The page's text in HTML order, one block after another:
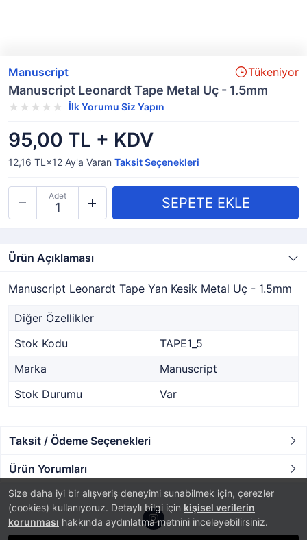
Size daha iyi bir alışveriş deneyimi sunabilmek için, çerezler
(cookies) kullanıyoruz. Detaylı bilgi için kişisel verilerin
korunması hakkında aydınlatma metnini inceleyebilirsiniz.
Manuscript Tükeniyor
Manuscript Leonardt Tape Metal Uç - 1.5mm
İlk Yorumu Siz Yapın
95,00 TL + KDV
12,16 TL×12 Ay'a Varan Taksit Seçenekleri
Adet
Ürün Açıklaması
Manuscript Leonardt Tape Yan Kesik Metal Uç - 1.5mm
Diğer Özellikler
Stok Kodu
TAPE1_5
Marka
Manuscript
Stok Durumu
Var
Taksit / Ödeme Seçenekleri
Ürün Yorumları